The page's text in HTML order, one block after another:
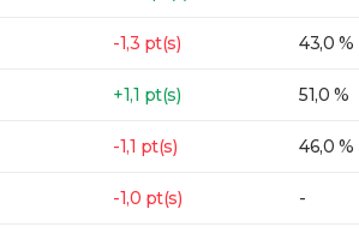
-1,3 pt(s) 43,0 %
+1,1 pt(s) 51,0 %
-1,1 pt(s) 46,0 %
-1,0 pt(s) -